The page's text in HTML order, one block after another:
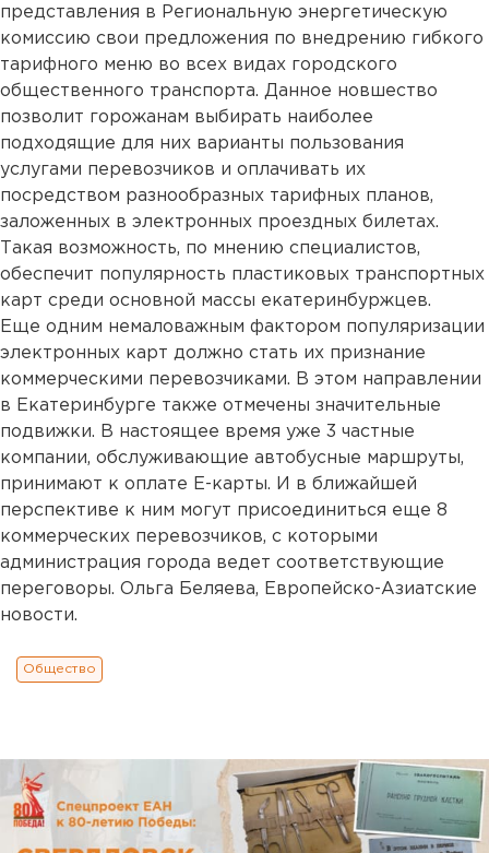
представления в Региональную энергетическую
комиссию свои предложения по внедрению гибкого
тарифного меню во всех видах городского
общественного транспорта. Данное новшество
позволит горожанам выбирать наиболее
подходящие для них варианты пользования
услугами перевозчиков и оплачивать их
посредством разнообразных тарифных планов,
заложенных в электронных проездных билетах.
Такая возможность, по мнению специалистов,
обеспечит популярность пластиковых транспортных
карт среди основной массы екатеринбуржцев.
Еще одним немаловажным фактором популяризации
электронных карт должно стать их признание
коммерческими перевозчиками. В этом направлении
в Екатеринбурге также отмечены значительные
подвижки. В настоящее время уже 3 частные
компании, обслуживающие автобусные маршруты,
принимают к оплате Е-карты. И в ближайшей
перспективе к ним могут присоединиться еще 8
коммерческих перевозчиков, с которыми
администрация города ведет соответствующие
переговоры. Ольга Беляева, Европейско-Азиатские
новости.
Общество